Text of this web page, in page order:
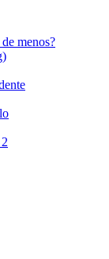
menos?